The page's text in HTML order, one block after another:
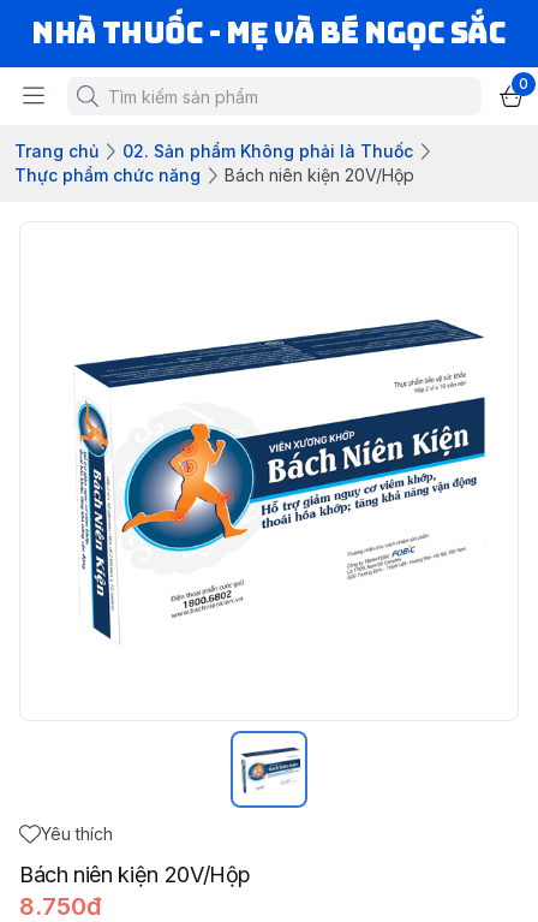
Nhà Thuốc - Mẹ và Bé Ngọc Sắc
0
Trang chủ
02. Sản phẩm Không phải là Thuốc
Thực phẩm chức năng
Bách niên kiện 20V/Hộp
Yêu thích
Bách niên kiện 20V/Hộp
8.750đ